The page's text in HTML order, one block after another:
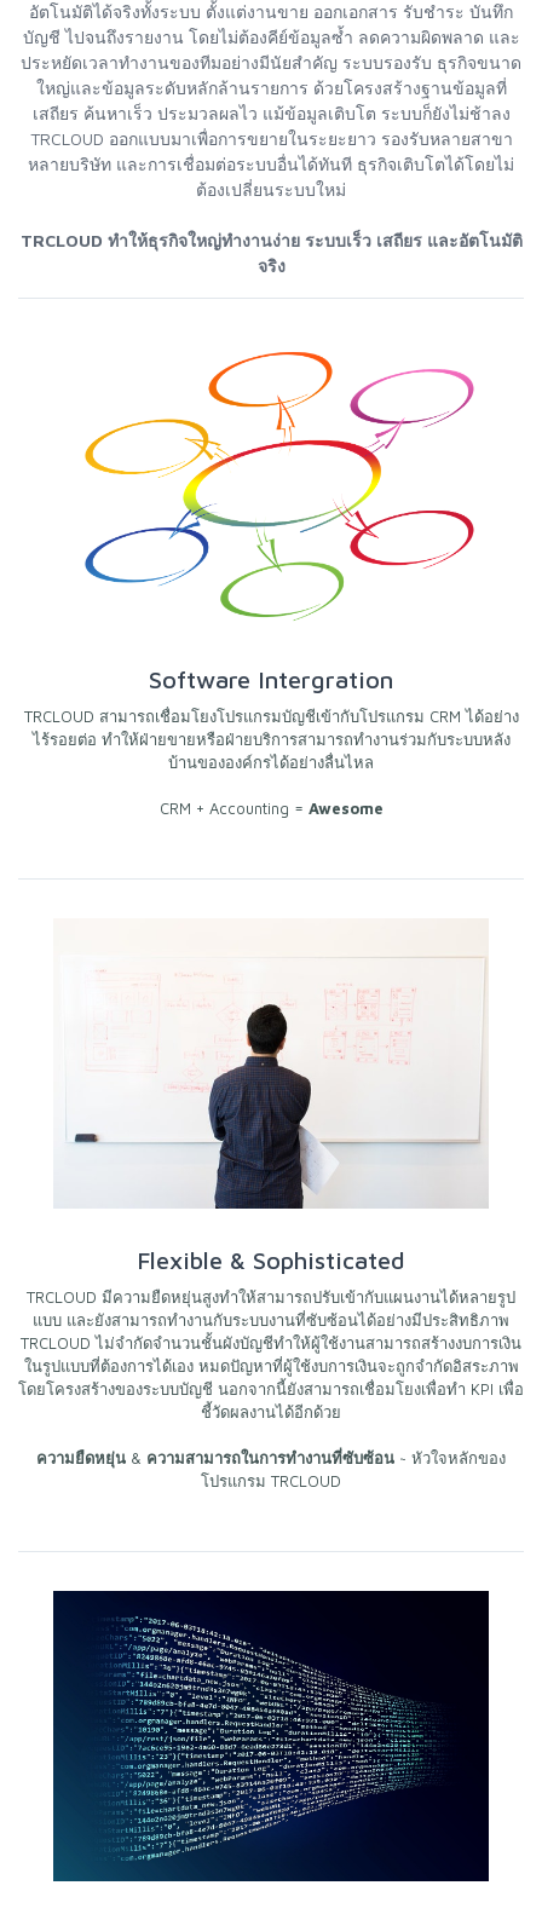
อัตโนมัติได้จริงทั้งระบบ ตั้งแต่งานขาย ออกเอกสาร รับชำระ บันทึก
บัญชี ไปจนถึงรายงาน โดยไม่ต้องคีย์ข้อมูลซ้ำ ลดความผิดพลาด และ
ประหยัดเวลาทำงานของทีมอย่างมีนัยสำคัญ ระบบรองรับ ธุรกิจขนาด
ใหญ่และข้อมูลระดับหลักล้านรายการ ด้วยโครงสร้างฐานข้อมูลที่
เสถียร ค้นหาเร็ว ประมวลผลไว แม้ข้อมูลเติบโต ระบบก็ยังไม่ช้าลง
TRCLOUD ออกแบบมาเพื่อการขยายในระยะยาว รองรับหลายสาขา
หลายบริษัท และการเชื่อมต่อระบบอื่นได้ทันที ธุรกิจเติบโตได้โดยไม่
ต้องเปลี่ยนระบบใหม่
TRCLOUD ทำให้ธุรกิจใหญ่ทำงานง่าย ระบบเร็ว เสถียร และอัตโนมัติ
จริง
Software Intergration
TRCLOUD สามารถเชื่อมโยงโปรแกรมบัญชีเข้ากับโปรแกรม CRM ได้อย่าง
ไร้รอยต่อ ทำให้ฝ่ายขายหรือฝ่ายบริการสามารถทำงานร่วมกับระบบหลัง
บ้านขององค์กรได้อย่างลื่นไหล
CRM + Accounting = Awesome
Flexible & Sophisticated
TRCLOUD มีความยืดหยุ่นสูงทำให้สามารถปรับเข้ากับแผนงานได้หลายรูป
แบบ และยังสามารถทำงานกับระบบงานที่ซับซ้อนได้อย่างมีประสิทธิภาพ
TRCLOUD ไม่จำกัดจำนวนชั้นผังบัญชีทำให้ผู้ใช้งานสามารถสร้างงบการเงิน
ในรูปแบบที่ต้องการได้เอง หมดปัญหาที่ผู้ใช้งบการเงินจะถูกจำกัดอิสระภาพ
โดยโครงสร้างของระบบบัญชี นอกจากนี้ยังสามารถเชื่อมโยงเพื่อทำ KPI เพื่อ
ชี้วัดผลงานได้อีกด้วย
ความยืดหยุ่น & ความสามารถในการทำงานที่ซับซ้อน ~ หัวใจหลักของ
โปรแกรม TRCLOUD